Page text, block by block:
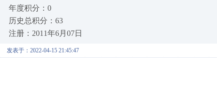
年度积分：0
历史总积分：63
注册：2011年6月07日
发表于：2022-04-15 21:45:47